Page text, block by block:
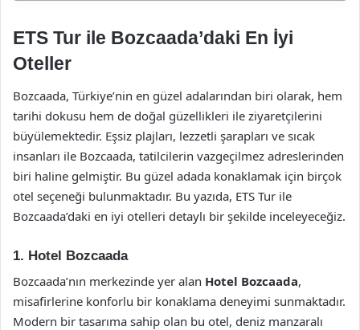
ETS Tur ile Bozcaada’daki En İyi
Oteller
Bozcaada, Türkiye’nin en güzel adalarından biri olarak, hem
tarihi dokusu hem de doğal güzellikleri ile ziyaretçilerini
büyülemektedir. Eşsiz plajları, lezzetli şarapları ve sıcak
insanları ile Bozcaada, tatilcilerin vazgeçilmez adreslerinden
biri haline gelmiştir. Bu güzel adada konaklamak için birçok
otel seçeneği bulunmaktadır. Bu yazıda, ETS Tur ile
Bozcaada’daki en iyi otelleri detaylı bir şekilde inceleyeceğiz.
1. Hotel Bozcaada
Bozcaada’nın merkezinde yer alan Hotel Bozcaada,
misafirlerine konforlu bir konaklama deneyimi sunmaktadır.
Modern bir tasarıma sahip olan bu otel, deniz manzaralı